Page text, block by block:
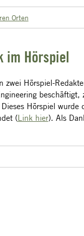
Orten
im Hörspiel
zwei Hörspiel-
beschäftigt,
Hörspiel wurde
(Link hier). Als